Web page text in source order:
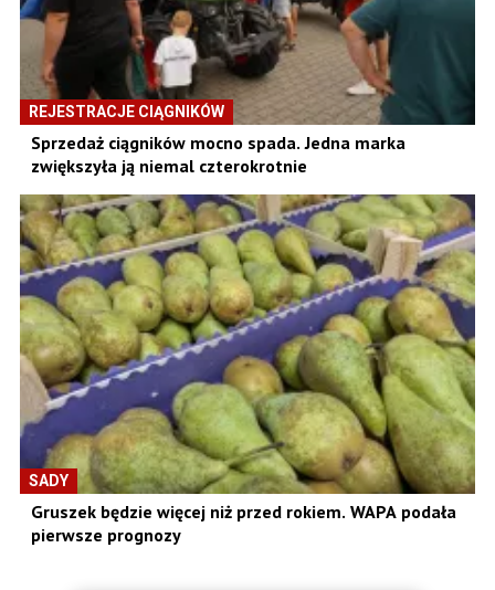
REJESTRACJE CIĄGNIKÓW
Sprzedaż ciągników mocno spada. Jedna marka
zwiększyła ją niemal czterokrotnie
SADY
Gruszek będzie więcej niż przed rokiem. WAPA podała
pierwsze prognozy